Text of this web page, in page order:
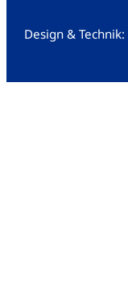
Design & Technik: